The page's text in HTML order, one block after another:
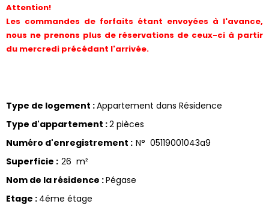
Attention!
Les commandes de forfaits étant envoyées à l'avance,
nous ne prenons plus de réservations de ceux-ci à partir
du mercredi précédant l'arrivée.
Type de logement :Appartement dans Résidence
Type d'appartement :2 pièces
Numéro d'enregistrement : N° 05119001043a9
Superficie : 26 m²
Nom de la résidence :Pégase
Etage : 4éme étage